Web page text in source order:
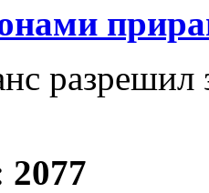
разрешил
2077